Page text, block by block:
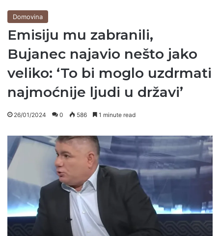
Domovina
Emisiju mu zabranili,
Bujanec najavio nešto jako
veliko: ‘To bi moglo uzdrmati
najmoćnije ljudi u državi’
26/01/2024 0 586 1 minute read